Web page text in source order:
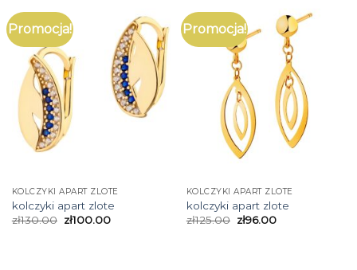
Promocja!
KOLCZYKI APART ZLOTE
kolczyki apart zlote
zł130.00 zł100.00
Promocja!
KOLCZYKI APART ZLOTE
kolczyki apart zlote
zł125.00 zł96.00